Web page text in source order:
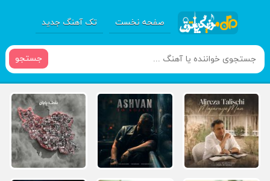
صفحه نخست تک آهنگ جدید
جستجو